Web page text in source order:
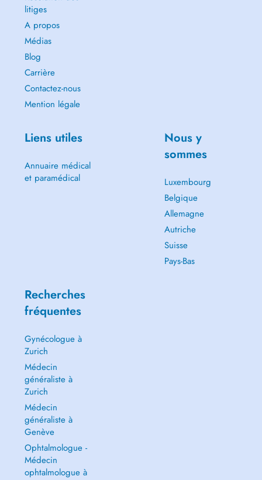
litiges
A propos
Médias
Blog
Carrière
Contactez-nous
Mention légale
Liens utiles
Annuaire médical
et paramédical
Nous y
sommes
Luxembourg
Belgique
Allemagne
Autriche
Suisse
Pays-Bas
Recherches
fréquentes
Gynécologue à
Zurich
Médecin
généraliste à
Zurich
Médecin
généraliste à
Genève
Ophtalmologue -
Médecin
ophtalmologue à